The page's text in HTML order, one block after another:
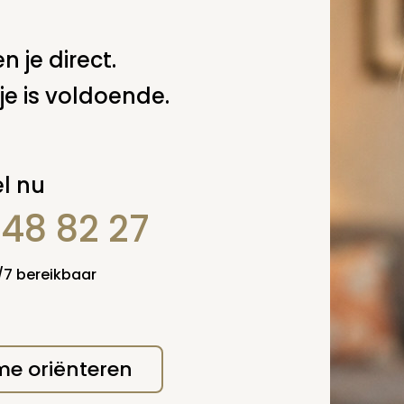
pagina
je direct.
is voldoende.
nu
82 27
bereikbaar
oriënteren